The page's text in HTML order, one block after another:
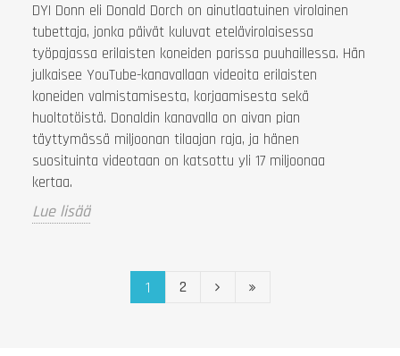
DYI Donn eli Donald Dorch on ainutlaatuinen virolainen
tubettaja, jonka päivät kuluvat etelävirolaisessa
työpajassa erilaisten koneiden parissa puuhaillessa. Hän
julkaisee YouTube-kanavallaan videoita erilaisten
koneiden valmistamisesta, korjaamisesta sekä
huoltotöistä. Donaldin kanavalla on aivan pian
täyttymässä miljoonan tilaajan raja, ja hänen
suosituinta videotaan on katsottu yli 17 miljoonaa
kertaa.
Lue lisää
1 2